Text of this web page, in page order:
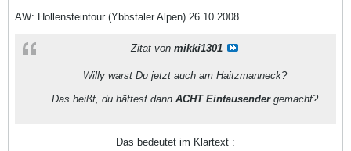
AW: Hollensteintour (Ybbstaler Alpen) 26.10.2008
Zitat von mikki1301
Willy warst Du jetzt auch am Haitzmanneck?
Das heißt, du hättest dann ACHT Eintausendergemacht?
Das bedeutet im Klartext :